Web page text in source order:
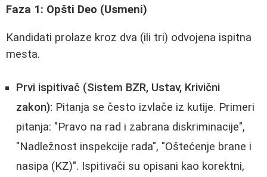
Faza 1: Opšti Deo (Usmeni)
Kandidati prolaze kroz dva (ili tri) odvojena ispitna
mesta.
Prvi ispitivač (Sistem BZR, Ustav, Krivični
zakon): Pitanja se često izvlače iz kutije. Primeri
pitanja: "Pravo na rad i zabrana diskriminacije",
"Nadležnost inspekcije rada", "Oštećenje brane i
nasipa (KZ)". Ispitivači su opisani kao korektni,